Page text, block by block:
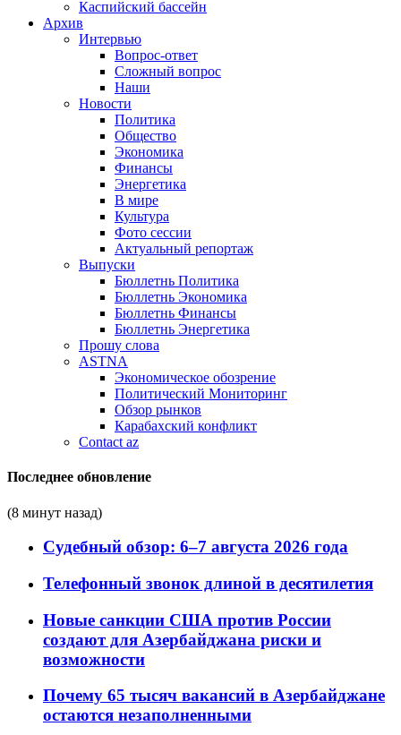
Каспийский бассейн
Архив
Интервью
Вопрос-ответ
Сложный вопрос
Наши
Новости
Политика
Общество
Экономика
Финансы
Энергетика
В мире
Культура
Фото сессии
Актуальный репортаж
Выпуски
Бюллетнь Политика
Бюллетнь Экономика
Бюллетнь Финансы
Бюллетнь Энергетика
Прошу слова
ASTNA
Экономическое обозрение
Политический Мониторинг
Обзор рынков
Карабахский конфликт
Contact az
Последнее обновление
(8 минут назад)
Судебный обзор: 6–7 августа 2026 года
Телефонный звонок длиной в десятилетия
Новые санкции США против России
создают для Азербайджана риски и
возможности
Почему 65 тысяч вакансий в Азербайджане
остаются незаполненными